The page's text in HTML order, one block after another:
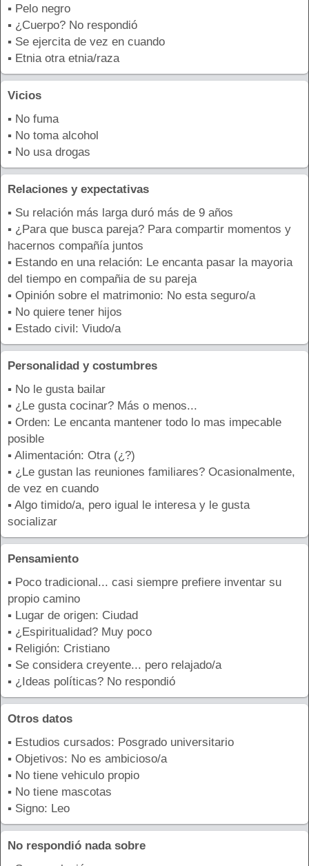
▪ Pelo negro
▪ ¿Cuerpo? No respondió
▪ Se ejercita de vez en cuando
▪ Etnia otra etnia/raza
Vicios
▪ No fuma
▪ No toma alcohol
▪ No usa drogas
Relaciones y expectativas
▪ Su relación más larga duró más de 9 años
▪ ¿Para que busca pareja? Para compartir momentos y
hacernos compañía juntos
▪ Estando en una relación: Le encanta pasar la mayoria
del tiempo en compañia de su pareja
▪ Opinión sobre el matrimonio: No esta seguro/a
▪ No quiere tener hijos
▪ Estado civil: Viudo/a
Personalidad y costumbres
▪ No le gusta bailar
▪ ¿Le gusta cocinar? Más o menos...
▪ Orden: Le encanta mantener todo lo mas impecable
posible
▪ Alimentación: Otra (¿?)
▪ ¿Le gustan las reuniones familiares? Ocasionalmente,
de vez en cuando
▪ Algo timido/a, pero igual le interesa y le gusta
socializar
Pensamiento
▪ Poco tradicional... casi siempre prefiere inventar su
propio camino
▪ Lugar de origen: Ciudad
▪ ¿Espiritualidad? Muy poco
▪ Religión: Cristiano
▪ Se considera creyente... pero relajado/a
▪ ¿Ideas políticas? No respondió
Otros datos
▪ Estudios cursados: Posgrado universitario
▪ Objetivos: No es ambicioso/a
▪ No tiene vehiculo propio
▪ No tiene mascotas
▪ Signo: Leo
No respondió nada sobre